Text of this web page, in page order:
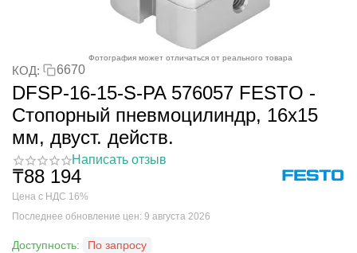
Фотография может отличаться от реального товара
КОД: 6670
DFSP-16-15-S-PA 576057 FESTO -
Стопорный пневмоцилиндр, 16x15
мм, двуст. действ.
Написать отзыв
₸88 194
Цена с НДС 16%
Последнее обновление цен: 9 августа 2026
Доступность:
По запросу